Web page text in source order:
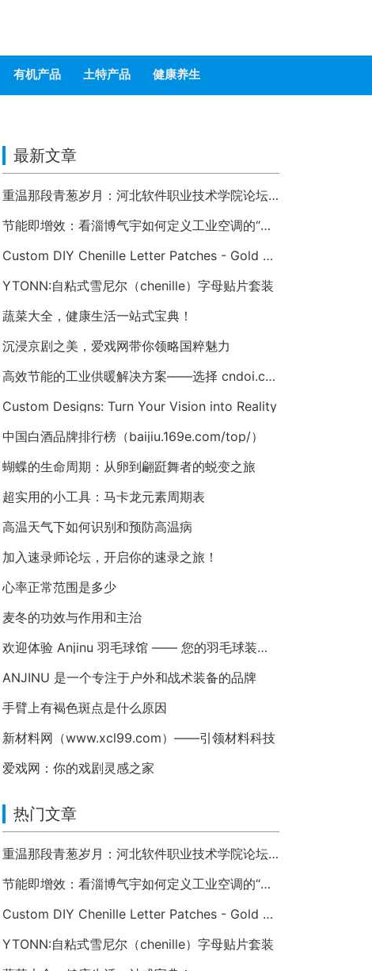
有机产品 土特产品 健康养生
最新文章
重温那段青葱岁月：河北软件职业技术学院论坛 hbsi.net —— 2007 年至今的校园数字记忆
节能即增效：看淄博气宇如何定义工业空调的“绿色未来”
Custom DIY Chenille Letter Patches - Gold Trim Varsity Alphabet Appliques
YTONN:自粘式雪尼尔（chenille）字母贴片套装
蔬菜大全，健康生活一站式宝典！
沉浸京剧之美，爱戏网带你领略国粹魅力
高效节能的工业供暖解决方案——选择 cndoi.com 的空气对空气换热器与AHU
Custom Designs: Turn Your Vision into Reality
中国白酒品牌排行榜（baijiu.169e.com/top/）
蝴蝶的生命周期：从卵到翩跹舞者的蜕变之旅
超实用的小工具：马卡龙元素周期表
高温天气下如何识别和预防高温病
加入速录师论坛，开启你的速录之旅！
心率正常范围是多少
麦冬的功效与作用和主治
欢迎体验 Anjinu 羽毛球馆 —— 您的羽毛球装备首选！
ANJINU 是一个专注于户外和战术装备的品牌
手臂上有褐色斑点是什么原因
新材料网（www.xcl99.com）——引领材料科技
爱戏网：你的戏剧灵感之家
热门文章
重温那段青葱岁月：河北软件职业技术学院论坛 hbsi.net —— 2007 年至今的校园数字记忆
节能即增效：看淄博气宇如何定义工业空调的“绿色未来”
Custom DIY Chenille Letter Patches - Gold Trim Varsity Alphabet Appliques
YTONN:自粘式雪尼尔（chenille）字母贴片套装